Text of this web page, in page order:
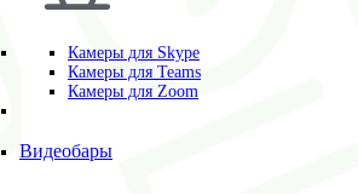
Камеры для Skype
Камеры для Teams
Камеры для Zoom
Видеобары